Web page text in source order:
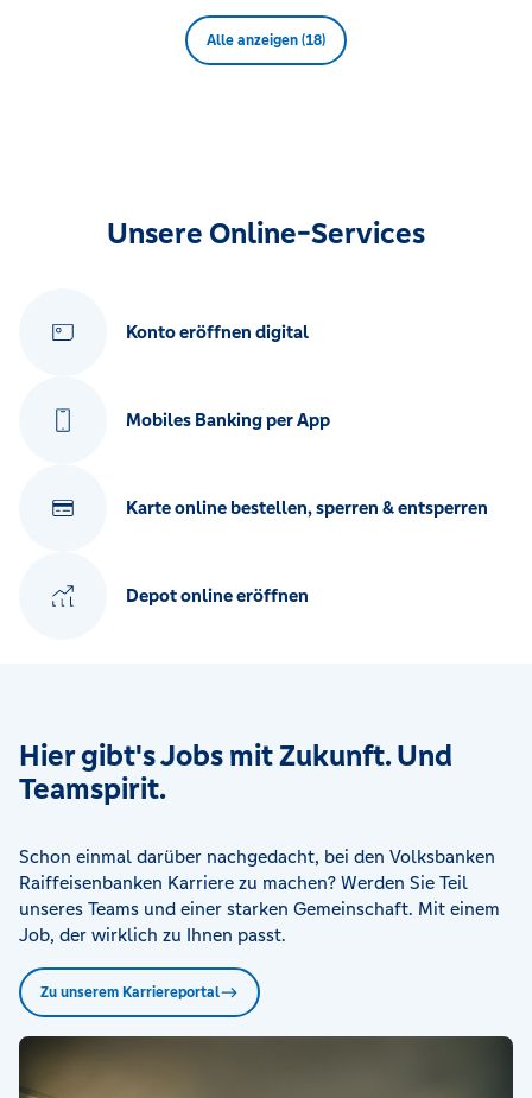
Alle anzeigen (18)
Unsere Online-Services
Konto eröffnen digital
Mobiles Banking per App
Karte online bestellen, sperren & entsperren
Depot online eröffnen
Hier gibt's Jobs mit Zukunft. Und
Teamspirit.
Schon einmal darüber nachgedacht, bei den Volksbanken
Raiffeisenbanken Karriere zu machen? Werden Sie Teil
unseres Teams und einer starken Gemeinschaft. Mit einem
Job, der wirklich zu Ihnen passt.
Zu unserem Karriereportal